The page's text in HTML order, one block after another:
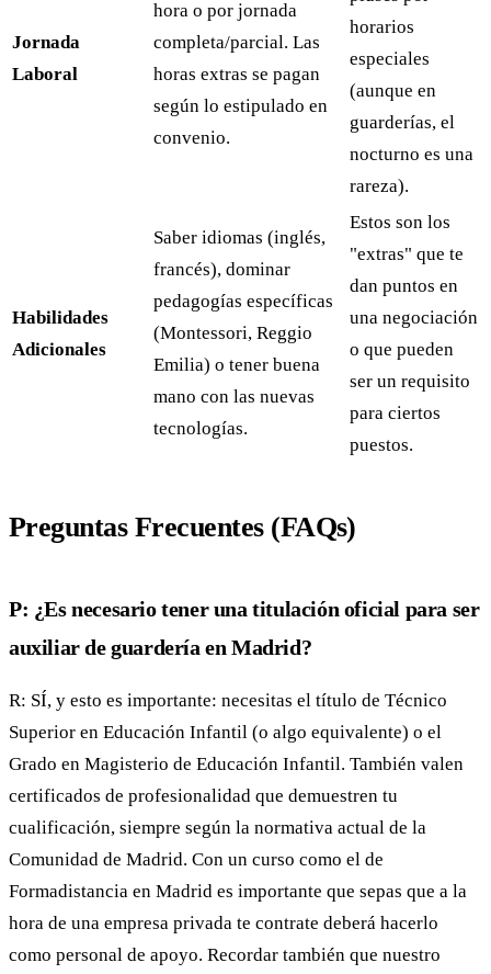
Jornada
Laboral
hora o por jornada
completa/parcial. Las
horas extras se pagan
según lo estipulado en
convenio.
horarios
especiales
(aunque en
guarderías, el
nocturno es una
rareza).
Habilidades
Adicionales
Saber idiomas (inglés,
francés), dominar
pedagogías específicas
(Montessori, Reggio
Emilia) o tener buena
mano con las nuevas
tecnologías.
Estos son los
"extras" que te
dan puntos en
una negociación
o que pueden
ser un requisito
para ciertos
puestos.
Preguntas Frecuentes (FAQs)
P: ¿Es necesario tener una titulación oficial para ser
auxiliar de guardería en Madrid?
R: SÍ, y esto es importante: necesitas el título de Técnico
Superior en Educación Infantil (o algo equivalente) o el
Grado en Magisterio de Educación Infantil. También valen
certificados de profesionalidad que demuestren tu
cualificación, siempre según la normativa actual de la
Comunidad de Madrid. Con un curso como el de
Formadistancia en Madrid es importante que sepas que a la
hora de una empresa privada te contrate deberá hacerlo
como personal de apoyo. Recordar también que nuestro